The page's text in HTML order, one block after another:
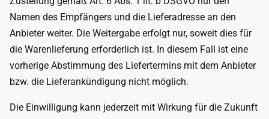
Namen des Empfängers und die Lieferadresse an den
Anbieter weiter. Die Weitergabe erfolgt nur, soweit dies für
die Warenlieferung erforderlich ist. In diesem Fall ist eine
vorherige Abstimmung des Liefertermins mit dem Anbieter
bzw. die Lieferankündigung nicht möglich.
Die Einwilligung kann jederzeit mit Wirkung für die Zukunft